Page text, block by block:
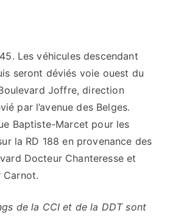
Les véhicules descendant
seront déviés voie ouest du
Joffre, direction
par l’avenue des Belges.
Baptiste-Marcet pour les
la RD 188 en provenance des
Docteur Chanteresse et
Carnot.
de la CCI et de la DDT sont